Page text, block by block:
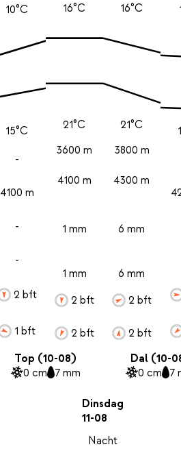
10°C
15°C
-
4100 m
-
-
2 bft
1 bft
16°C
21°C
3600 m
4100 m
1 mm
1 mm
2 bft
2 bft
16°C
21°C
3800 m
4300 m
6 mm
6 mm
2 bft
2 bft
Top (10-08)
0 cm 7 mm
Dal (10-
0 cm 7
Dinsdag
11-08
Nacht